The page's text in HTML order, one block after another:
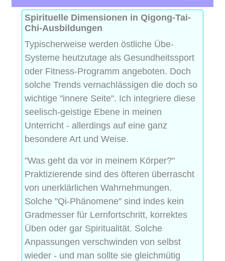
Spirituelle Dimensionen in Qigong-Tai-
Chi-Ausbildungen
Typischerweise werden östliche Übe-
Systeme heutzutage als Gesundheitssport
oder Fitness-Programm angeboten. Doch
solche Trends vernachlässigen die doch so
wichtige "innere Seite". Ich integriere diese
seelisch-geistige Ebene in meinen
Unterricht - allerdings auf eine ganz
besondere Art und Weise.
"Was geht da vor in meinem Körper?"
Praktizierende sind des öfteren überrascht
von unerklärlichen Wahrnehmungen.
Solche "Qi-Phänomene" sind indes kein
Gradmesser für Lernfortschritt, korrektes
Üben oder gar Spiritualität. Solche
Anpassungen verschwinden von selbst
wieder - und man sollte sie gleichmütig